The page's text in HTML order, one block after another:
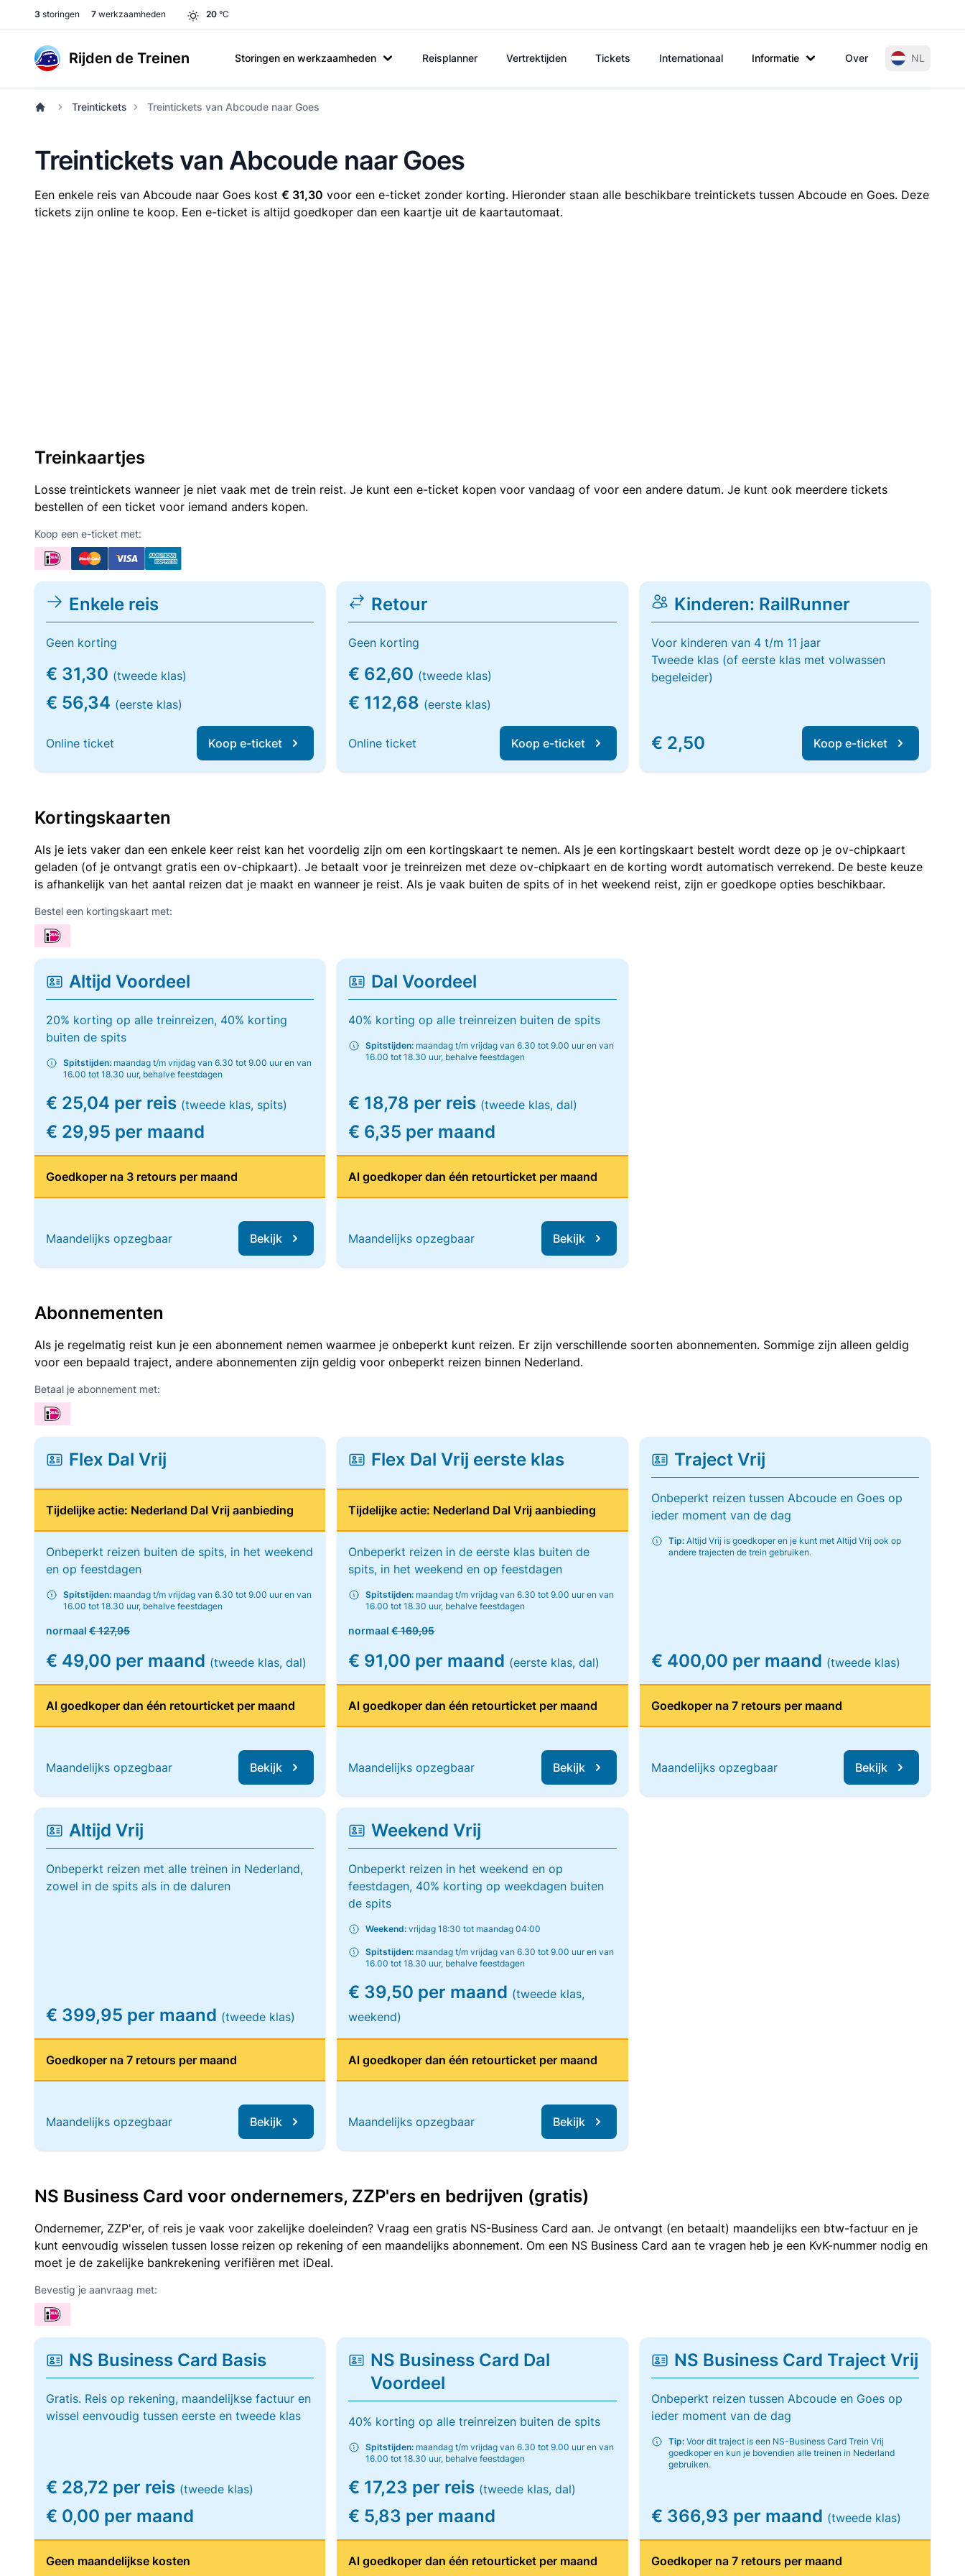
3 storingen 7 werkzaamheden 20 °C
Rijden de Treinen Storingen en werkzaamheden Reisplanner Vertrektijden Tickets Internationaal Informatie Over NL
Treintickets Treintickets van Abcoude naar Goes
Treintickets van Abcoude naar Goes
Een enkele reis van Abcoude naar Goes kost € 31,30 voor een e-ticket zonder korting. Hieronder staan alle beschikbare treintickets tussen Abcoude en Goes. Deze
tickets zijn online te koop. Een e-ticket is altijd goedkoper dan een kaartje uit de kaartautomaat.
Treinkaartjes
Losse treintickets wanneer je niet vaak met de trein reist. Je kunt een e-ticket kopen voor vandaag of voor een andere datum. Je kunt ook meerdere tickets
bestellen of een ticket voor iemand anders kopen.
Koop een e-ticket met:
Enkele reis
Geen korting
€ 31,30 (tweede klas)
€ 56,34 (eerste klas)
Online ticket Koop e-ticket
Retour
Geen korting
€ 62,60 (tweede klas)
€ 112,68 (eerste klas)
Online ticket Koop e-ticket
Kinderen: RailRunner
Voor kinderen van 4 t/m 11 jaar
Tweede klas (of eerste klas met volwassen
begeleider)
€ 2,50 Koop e-ticket
Kortingskaarten
Als je iets vaker dan een enkele keer reist kan het voordelig zijn om een kortingskaart te nemen. Als je een kortingskaart bestelt wordt deze op je ov-chipkaart
geladen (of je ontvangt gratis een ov-chipkaart). Je betaalt voor je treinreizen met deze ov-chipkaart en de korting wordt automatisch verrekend. De beste keuze
is afhankelijk van het aantal reizen dat je maakt en wanneer je reist. Als je vaak buiten de spits of in het weekend reist, zijn er goedkope opties beschikbaar.
Bestel een kortingskaart met:
Altijd Voordeel
20% korting op alle treinreizen, 40% korting
buiten de spits
Spitstijden: maandag t/m vrijdag van 6.30 tot 9.00 uur en van
16.00 tot 18.30 uur, behalve feestdagen
€ 25,04 per reis (tweede klas, spits)
€ 29,95 per maand
Goedkoper na 3 retours per maand
Maandelijks opzegbaar Bekijk
Dal Voordeel
40% korting op alle treinreizen buiten de spits
Spitstijden: maandag t/m vrijdag van 6.30 tot 9.00 uur en van
16.00 tot 18.30 uur, behalve feestdagen
€ 18,78 per reis (tweede klas, dal)
€ 6,35 per maand
Al goedkoper dan één retourticket per maand
Maandelijks opzegbaar Bekijk
Abonnementen
Als je regelmatig reist kun je een abonnement nemen waarmee je onbeperkt kunt reizen. Er zijn verschillende soorten abonnementen. Sommige zijn alleen geldig
voor een bepaald traject, andere abonnementen zijn geldig voor onbeperkt reizen binnen Nederland.
Betaal je abonnement met:
Flex Dal Vrij
Tijdelijke actie: Nederland Dal Vrij aanbieding
Onbeperkt reizen buiten de spits, in het weekend
en op feestdagen
Spitstijden: maandag t/m vrijdag van 6.30 tot 9.00 uur en van
16.00 tot 18.30 uur, behalve feestdagen
normaal € 127,95
€ 49,00 per maand (tweede klas, dal)
Al goedkoper dan één retourticket per maand
Maandelijks opzegbaar Bekijk
Flex Dal Vrij eerste klas
Tijdelijke actie: Nederland Dal Vrij aanbieding
Onbeperkt reizen in de eerste klas buiten de
spits, in het weekend en op feestdagen
Spitstijden: maandag t/m vrijdag van 6.30 tot 9.00 uur en van
16.00 tot 18.30 uur, behalve feestdagen
normaal€ 169,95
€ 91,00 per maand (eerste klas, dal)
Al goedkoper dan één retourticket per maand
Maandelijks opzegbaar Bekijk
Traject Vrij
Onbeperkt reizen tussen Abcoude en Goes op
ieder moment van de dag
Tip:Altijd Vrij is goedkoper en je kunt met Altijd Vrij ook op
andere trajecten de trein gebruiken.
€ 400,00 per maand (tweede klas)
Goedkoper na 7 retours per maand
Maandelijks opzegbaar Bekijk
Altijd Vrij
Onbeperkt reizen met alle treinen in Nederland,
zowel in de spits als in de daluren
€ 399,95 per maand (tweede klas)
Goedkoper na 7 retours per maand
Maandelijks opzegbaar Bekijk
Weekend Vrij
Onbeperkt reizen in het weekend en op
feestdagen, 40% korting op weekdagen buiten
de spits
Weekend: vrijdag 18:30 tot maandag 04:00
Spitstijden: maandag t/m vrijdag van 6.30 tot 9.00 uur en van
16.00 tot 18.30 uur, behalve feestdagen
€ 39,50 per maand (tweede klas,
weekend)
Al goedkoper dan één retourticket per maand
Maandelijks opzegbaar Bekijk
NS Business Card voor ondernemers, ZZP'ers en bedrijven (gratis)
Ondernemer, ZZP'er, of reis je vaak voor zakelijke doeleinden? Vraag een gratis NS-Business Card aan. Je ontvangt (en betaalt) maandelijks een btw-factuur en je
kunt eenvoudig wisselen tussen losse reizen op rekening of een maandelijks abonnement. Om een NS Business Card aan te vragen heb je een KvK-nummer nodig en
moet je de zakelijke bankrekening verifiëren met iDeal.
Bevestig je aanvraag met:
NS Business Card Basis
Gratis. Reis op rekening, maandelijkse factuur en
wissel eenvoudig tussen eerste en tweede klas
€ 28,72 per reis (tweede klas)
€ 0,00 per maand
Geen maandelijkse kosten
NS Business Card Dal
Voordeel
40% korting op alle treinreizen buiten de spits
Spitstijden: maandag t/m vrijdag van 6.30 tot 9.00 uur en van
16.00 tot 18.30 uur, behalve feestdagen
€ 17,23 per reis (tweede klas, dal)
€ 5,83 per maand
Al goedkoper dan één retourticket per maand
NS Business Card Traject Vrij
Onbeperkt reizen tussen Abcoude en Goes op
ieder moment van de dag
Tip:Voor dit traject is een NS-Business Card Trein Vrij
goedkoper en kun je bovendien alle treinen in Nederland
gebruiken.
€ 366,93 per maand (tweede klas)
Goedkoper na 7 retours per maand